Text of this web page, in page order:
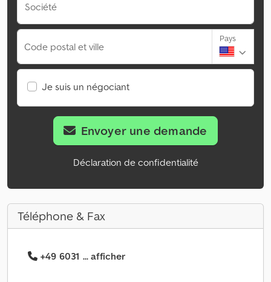
Société
Code postal et ville
Pays
Je suis un négociant
Envoyer une demande
Déclaration de confidentialité
Téléphone & Fax
+49 6031 ... afficher